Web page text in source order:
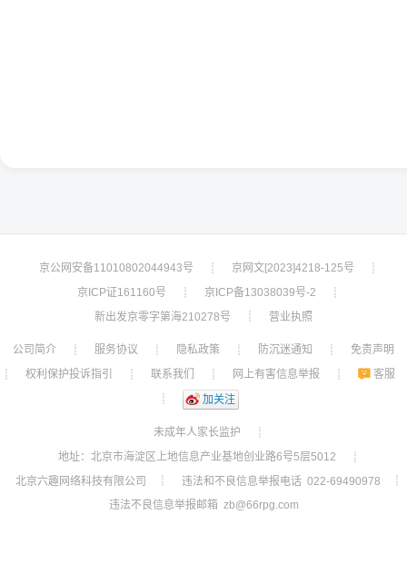
京公网安备11010802044943号 ┊ 京网文[2023]4218-125号
┊
京ICP证161160号
┊ 京ICP备13038039号-2
┊
新出发京零字第海210278号
┊ 营业执照
公司简介 ┊ 服务协议 ┊ 隐私政策 ┊ 防沉迷通知 ┊
免责声明
┊
权利保护投诉指引 ┊ 联系我们 ┊ 网上有害信息举报 ┊
客服
┊
加关注
未成年人家长监护
┊
地址：北京市海淀区上地信息产业基地创业路6号5层5012
┊
北京六趣网络科技有限公司
┊ 违法和不良信息举报电话 022-69490978
┊
违法不良信息举报邮箱 zb@66rpg.com